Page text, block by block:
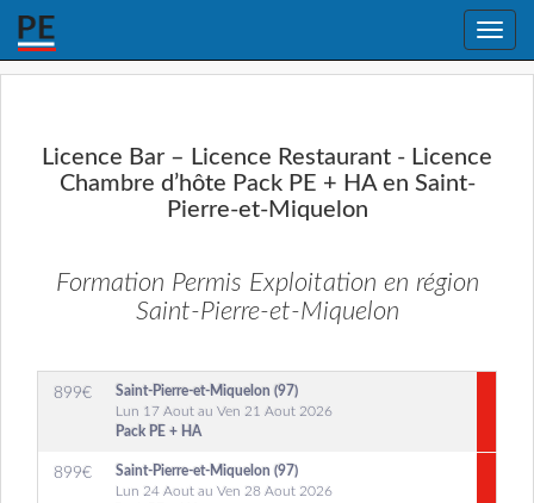
Toggle
Licence Bar – Licence Restaurant - Licence
Chambre d’hôte Pack PE + HA en Saint-
Pierre-et-Miquelon
Formation Permis Exploitation en région
Saint-Pierre-et-Miquelon
899€
Saint-Pierre-et-Miquelon (97)
Lun 17 Aout au Ven 21 Aout 2026
Pack PE + HA
899€
Saint-Pierre-et-Miquelon (97)
Lun 24 Aout au Ven 28 Aout 2026